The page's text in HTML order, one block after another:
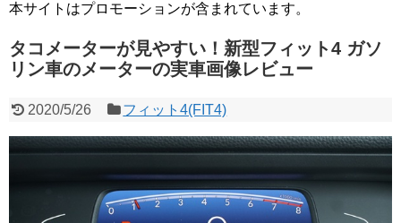
本サイトはプロモーションが含まれています。
タコメーターが見やすい！新型フィット4 ガソ
リン車のメーターの実車画像レビュー
2020/5/26 フィット4(FIT4)